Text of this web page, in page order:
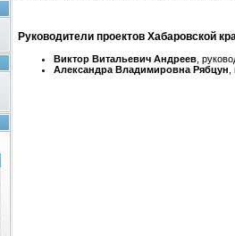
Руководители проектов Хабаровской
Виктор Витальевич Андреев ,
Александра Владимировна Рябцун